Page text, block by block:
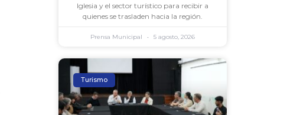
Iglesia y el sector turístico para recibir a
quienes se trasladen hacia la región.
Prensa Municipal 5 agosto, 2026
Turismo